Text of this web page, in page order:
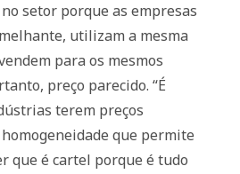
setor porque as empresas
utilizam a mesma
para os mesmos
preço parecido. “É
terem preços
que permite
que é cartel porque é tudo